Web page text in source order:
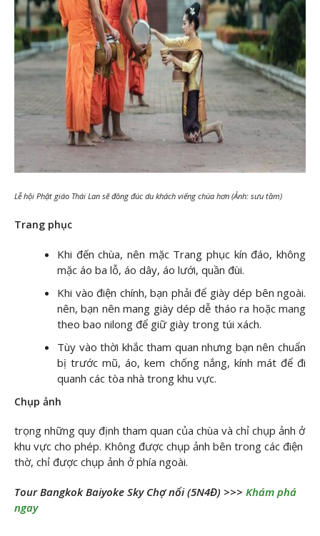
Lễ hội Phật giáo Thái Lan sẽ đông đúc du khách viếng chùa hơn (Ảnh: sưu tầm)
Trang phục
Khi đến chùa, nên mặc Trang phục kín đáo, không
mặc áo ba lỗ, áo dây, áo lưới, quần đùi.
Khi vào điện chính, bạn phải để giày dép bên ngoài.
nên, bạn nên mang giày dép dễ tháo ra hoặc mang
theo bao nilong để giữ giày trong túi xách.
Tùy vào thời khắc tham quan nhưng bạn nên chuẩn
bị trước mũ, áo, kem chống nắng, kính mát để đi
quanh các tòa nhà trong khu vực.
Chụp ảnh
trọng những quy định tham quan của chùa và chỉ chụp ảnh ở
khu vực cho phép. Không được chụp ảnh bên trong các điện
thờ, chỉ được chụp ảnh ở phía ngoài.
Tour Bangkok Baiyoke Sky Chợ nổi (5N4Đ) >>> Khám phá
ngay